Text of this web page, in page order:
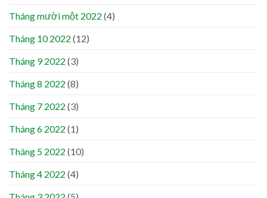
Tháng mười một 2022 (4)
Tháng 10 2022 (12)
Tháng 9 2022 (3)
Tháng 8 2022 (8)
Tháng 7 2022 (3)
Tháng 6 2022 (1)
Tháng 5 2022 (10)
Tháng 4 2022 (4)